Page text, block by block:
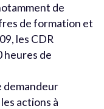
de
de formation et
les CDR
heures de
demandeur
actions à